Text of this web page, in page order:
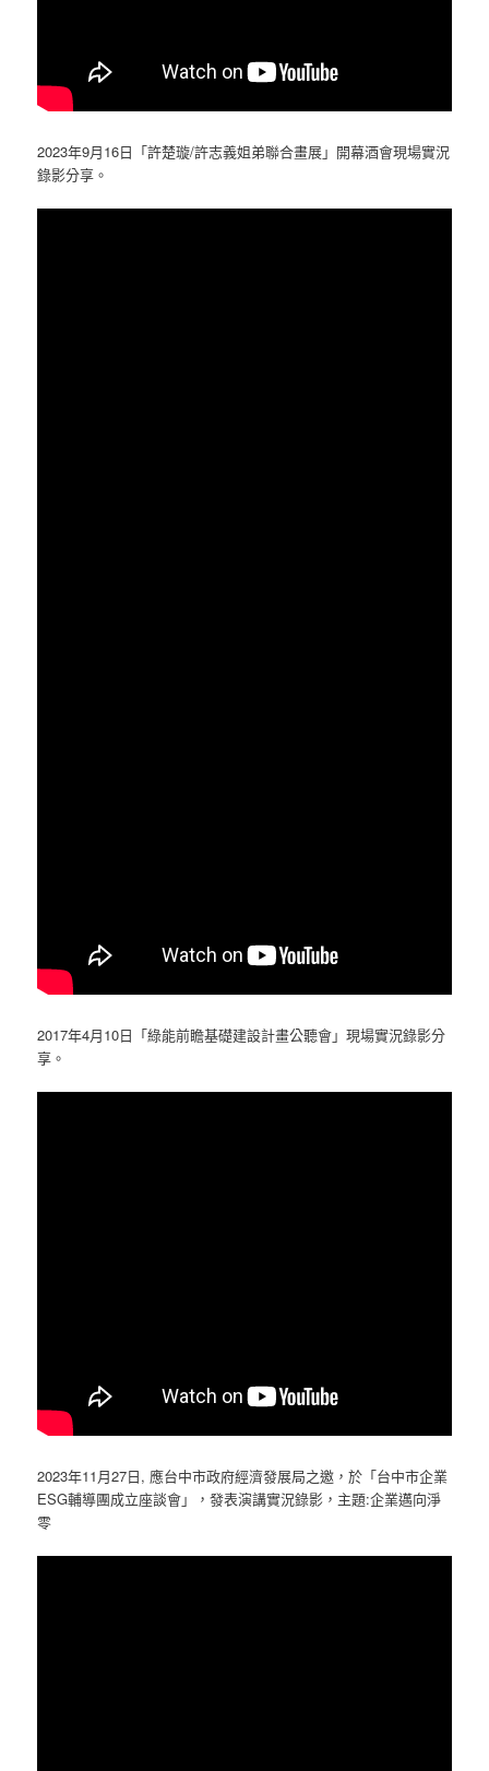
2023年9月16日「許楚璇/許志義姐弟聯合畫展」開幕酒會現場實況
錄影分享。
2017年4月10日「綠能前瞻基礎建設計畫公聽會」現場實況錄影分
享。
2023年11月27日, 應台中市政府經濟發展局之邀，於「台中市企業
ESG輔導團成立座談會」，發表演講實況錄影，主題:企業邁向淨
零